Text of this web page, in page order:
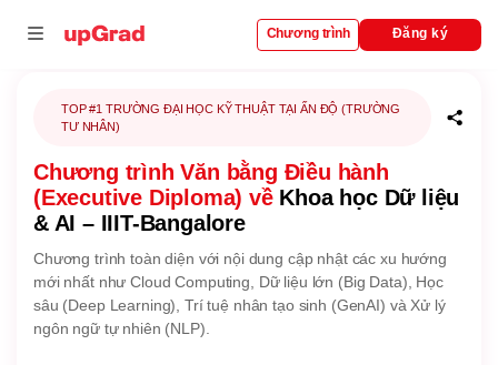
quyền
đại học
Chương trình Đăng ký
TOP #1 TRƯỜNG ĐẠI HỌC KỸ THUẬT TẠI ẤN ĐỘ (TRƯỜNG
TƯ NHÂN)
Chương trình Văn bằng Điều hành
(Executive Diploma) vềKhoa học Dữ liệu
& AI – IIIT-Bangalore
Chương trình toàn diện với nội dung cập nhật các xu hướng
mới nhất như Cloud Computing, Dữ liệu lớn (Big Data), Học
sâu (Deep Learning), Trí tuệ nhân tạo sinh (GenAI) và Xử lý
ngôn ngữ tự nhiên (NLP).